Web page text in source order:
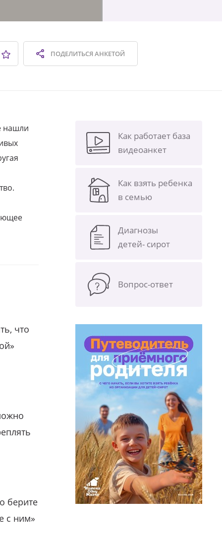
ПОДЕЛИТЬСЯАНКЕТОЙ
нашли
что
берите
с ним»
Как работает база
видеоанкет
Как взять ребенка
в семью
Диагнозы
детей- сирот
Вопрос-ответ